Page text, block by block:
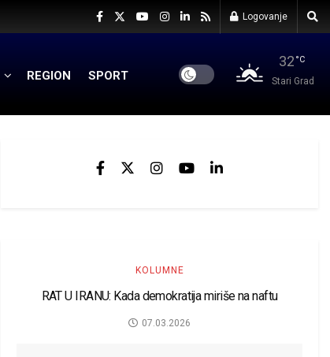
Logovanje
REGION SPORT
32 °C
Stari Grad
KOLUMNE
RAT U IRANU: Kada demokratija miriše na naftu
07.03.2026